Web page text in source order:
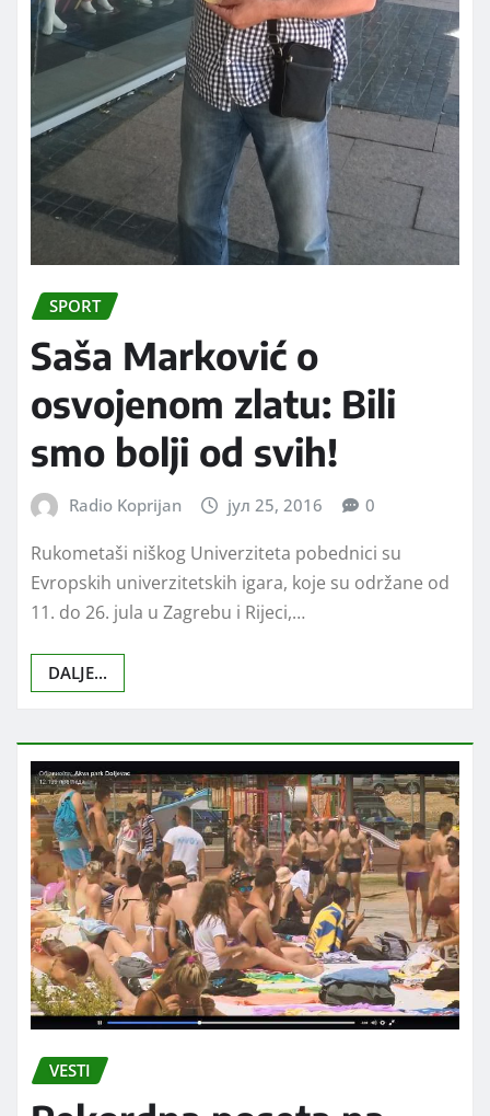
SPORT
Saša Marković o
osvojenom zlatu: Bili
smo bolji od svih!
Radio Koprijan јул 25, 2016 0
Rukometaši niškog Univerziteta pobednici su
Evropskih univerzitetskih igara, koje su održane od
11. do 26. jula u Zagrebu i Rijeci,…
DALJE...
VESTI